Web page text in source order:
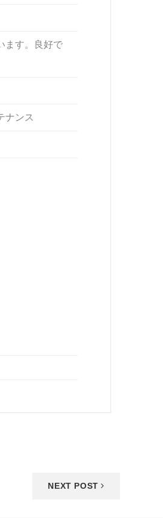
ます。良好で
ナンス
NEXT POST